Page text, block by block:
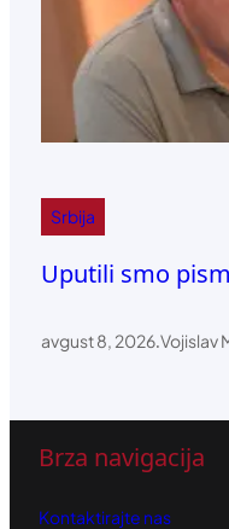
Srbija
Uputili smo
avgust 8, 2026.Vojislav
Brza navigacija
Kontaktirajte nas